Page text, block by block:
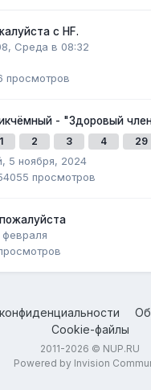
с HF.
Среда в 08:32
просмотров
- "Здоровый
1 2 3 4 29
5 ноября, 2024
просмотров
февраля
Cookie-файлы
2011-2026 © NUP.RU
Powered by Invision